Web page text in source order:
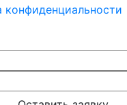
конфиденциальности